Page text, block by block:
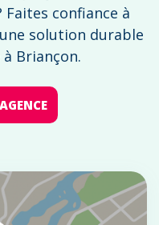
confiance à
solution durable
Briançon.